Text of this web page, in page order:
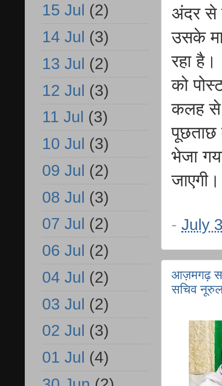
अंदर से
उसके
रहा है।
को
कलह से
पूछताछ
भेजा
जाएगी।
- July
आज़मगढ़
सचिव
15 Jul (2)
14 Jul (3)
13 Jul (2)
12 Jul (3)
11 Jul (3)
10 Jul (3)
09 Jul (2)
08 Jul (3)
07 Jul (2)
06 Jul (2)
04 Jul (2)
03 Jul (2)
02 Jul (3)
01 Jul (4)